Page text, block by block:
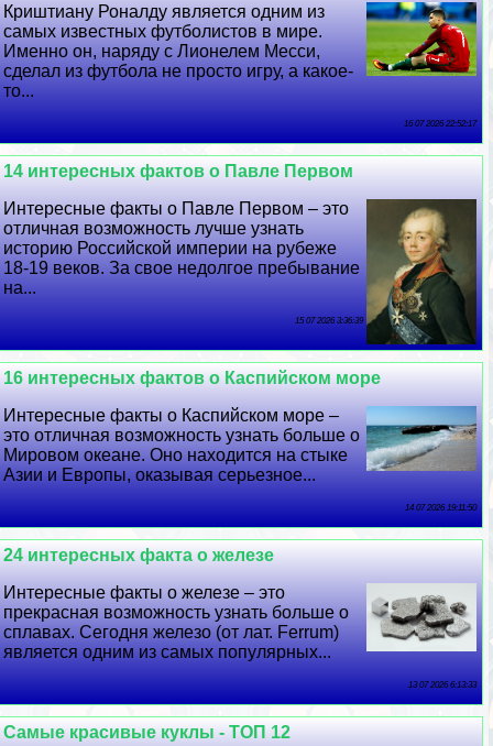
Криштиану Роналду является одним из
самых известных футболистов в мире.
Именно он, наряду с Лионелем Месси,
сделал из футбола не просто игру, а какое-
то...
16 07 2026 22:52:17
14 интересных фактов о Павле Первом
Интересные факты о Павле Первом – это
отличная возможность лучше узнать
историю Российской империи на рубеже
18-19 веков. За свое недолгое пребывание
на...
15 07 2026 3:36:39
16 интересных фактов о Каспийском море
Интересные факты о Каспийском море –
это отличная возможность узнать больше о
Мировом океане. Оно находится на стыке
Азии и Европы, оказывая серьезное...
14 07 2026 19:11:50
24 интересных факта о железе
Интересные факты о железе – это
прекрасная возможность узнать больше о
сплавах. Сегодня железо (от лат. Ferrum)
является одним из самых популярных...
13 07 2026 6:13:33
Самые красивые куклы - ТОП 12